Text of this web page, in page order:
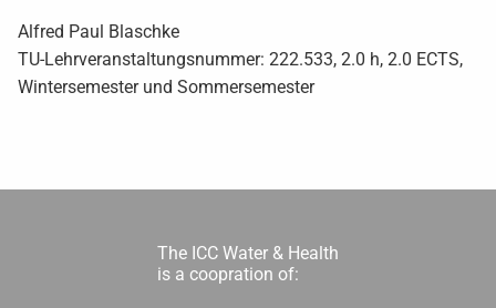
Alfred Paul Blaschke
TU-Lehrveranstaltungsnummer: 222.533, 2.0 h, 2.0 ECTS,
Wintersemester und Sommersemester
The ICC Water & Health
is a coopration of: